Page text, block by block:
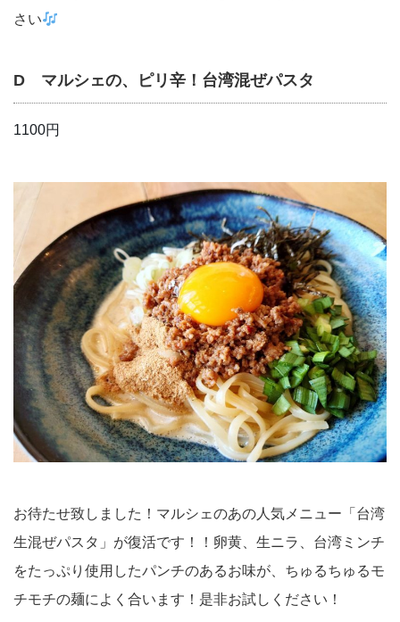
さい
D マルシェの、ピリ辛！台湾混ぜパスタ
1100円
お待たせ致しました！マルシェのあの人気メニュー「台湾
生混ぜパスタ」が復活です！！卵黄、生ニラ、台湾ミンチ
をたっぷり使用したパンチのあるお味が、ちゅるちゅるモ
チモチの麺によく合います！是非お試しください！